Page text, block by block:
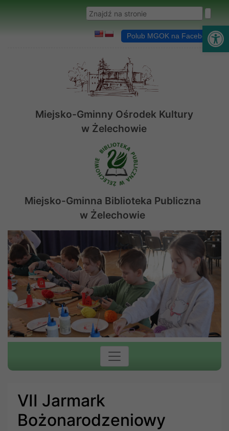
Wyszukaj w serwisie
Polub MGOK na Facebooku
Miejsko-Gminny Ośrodek Kultury
w Żelechowie
Miejsko-Gminna Biblioteka Publiczna
w Żelechowie
VII Jarmark
Bożonarodzeniowy